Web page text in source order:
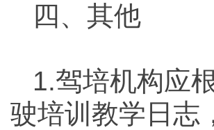
四、其他
1.驾培机构应
驶培训教学日志